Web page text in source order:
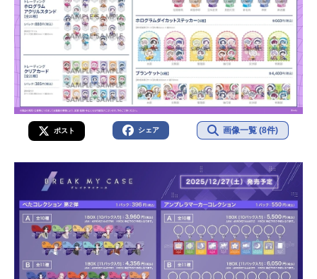
ポスト シェア 画像一覧 (8件)